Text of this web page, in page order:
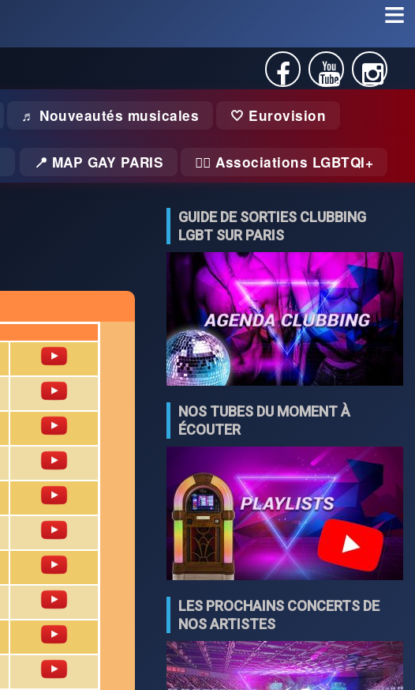
♬ Nouveautés musicales 🤍 Eurovision
📍 MAP GAY PARIS 🏃‍♂️ Associations LGBTQI+
GUIDE DE SORTIES CLUBBING
LGBT SUR PARIS
NOS TUBES DU MOMENT À
ÉCOUTER
LES PROCHAINS CONCERTS DE
NOS ARTISTES